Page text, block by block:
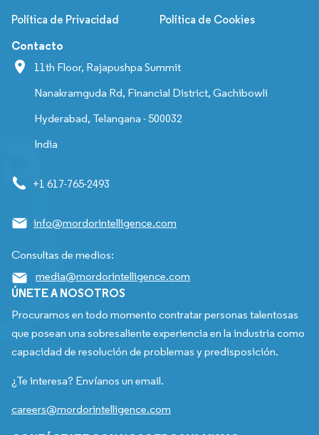
Política de Privacidad Política de Cookies
Contacto
11th Floor, Rajapushpa Summit
Nanakramguda Rd, Financial District, Gachibowli
Hyderabad, Telangana - 500032
India
+1 617-765-2493
info@mordorintelligence.com
Consultas de medios:
media@mordorintelligence.com
ÚNETE A NOSOTROS
Procuramos en todo momento contratar personas talentosas
que posean una sobresaliente experiencia en la industria como
capacidad de resolución de problemas y predisposición.
¿Te interesa? Envíanos un email.
careers@mordorintelligence.com